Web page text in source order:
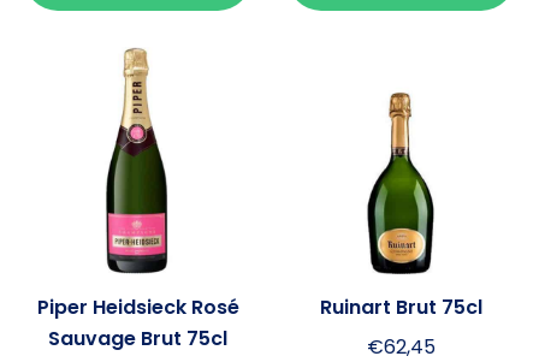
Piper Heidsieck Rosé
Sauvage Brut 75cl
Ruinart Brut 75cl
€62,45